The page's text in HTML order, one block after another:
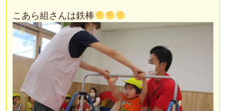
こあら組さんは鉄棒